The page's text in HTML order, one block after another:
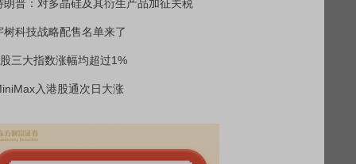
朗普：对多晶硅及其衍生产品加征关税
树科技战略配售名单来了
三大指数涨幅均超过1%
入港股通次日大涨